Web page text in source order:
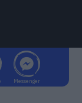
Messenger